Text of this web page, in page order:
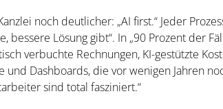
noch deutlicher: „AI first.“ Jeder
bessere Lösung gibt“. In „90 Prozent der
verbuchte Rechnungen, KI-gestützte
Dashboards, die vor wenigen Jahren
sind total fasziniert.“